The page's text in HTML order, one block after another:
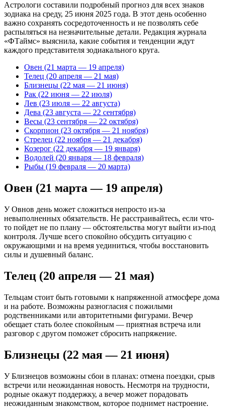
Астрологи составили подробный прогноз для всех знаков
зодиака на среду, 25 июня 2025 года. В этот день особенно
важно сохранять сосредоточенность и не позволять себе
распыляться на незначительные детали. Редакция журнала
«ФТаймс» выяснила, какие события и тенденции ждут
каждого представителя зодиакального круга.
Овен (21 марта — 19 апреля)
Телец (20 апреля — 21 мая)
Близнецы (22 мая — 21 июня)
Рак (22 июня — 22 июля)
Лев (23 июля — 22 августа)
Дева (23 августа — 22 сентября)
Весы (23 сентября — 22 октября)
Скорпион (23 октября — 21 ноября)
Стрелец (22 ноября — 21 декабря)
Козерог (22 декабря — 19 января)
Водолей (20 января — 18 февраля)
Рыбы (19 февраля — 20 марта)
Овен (21 марта — 19 апреля)
У Овнов день может сложиться непросто из-за
невыполненных обязательств. Не расстраивайтесь, если что-
то пойдет не по плану — обстоятельства могут выйти из-под
контроля. Лучше всего спокойно обсудить ситуацию с
окружающими и на время уединиться, чтобы восстановить
силы и душевный баланс.
Телец (20 апреля — 21 мая)
Тельцам стоит быть готовыми к напряженной атмосфере дома
и на работе. Возможны разногласия с пожилыми
родственниками или авторитетными фигурами. Вечер
обещает стать более спокойным — приятная встреча или
разговор с другом поможет сбросить напряжение.
Близнецы (22 мая — 21 июня)
У Близнецов возможны сбои в планах: отмена поездки, срыв
встречи или неожиданная новость. Несмотря на трудности,
родные окажут поддержку, а вечер может порадовать
неожиданным знакомством, которое поднимет настроение.